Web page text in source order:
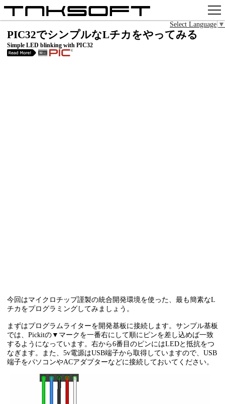
アプリ
x
Select Language ▼
PIC32でシンプルなLチカをやってみる
Simple LED blinking with PIC32
今回はマイクロチップ謹製の統合開発環境を使った、最も簡素なL
チカをプログラミングしてみましょう。
まずはプログラムライターを開発基板に接続します。サンプル基板
では、Pickitの▼マークを一番右にして順にピンを差し込めば一致
するようになっています。右から6番目のピンにはLEDと抵抗をつ
なぎます。また、5v電源はUSB端子から取得していますので、USB
端子をパソコンやACアダプターなどに接続しておいてください。